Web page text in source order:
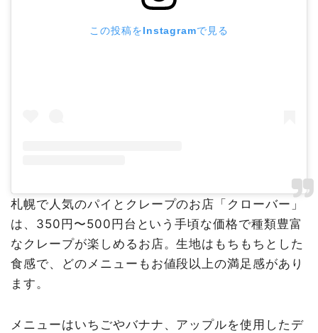
この投稿をInstagramで見る
札幌で人気のパイとクレープのお店「クローバー」
は、350円〜500円台という手頃な価格で種類豊富
なクレープが楽しめるお店。生地はもちもちとした
食感で、どのメニューもお値段以上の満足感があり
ます。
メニューはいちごやバナナ、アップルを使用したデ